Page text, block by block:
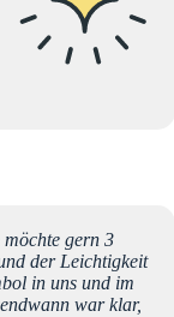
möchte gern 3
der Leichtigkeit
in uns und im
war klar,